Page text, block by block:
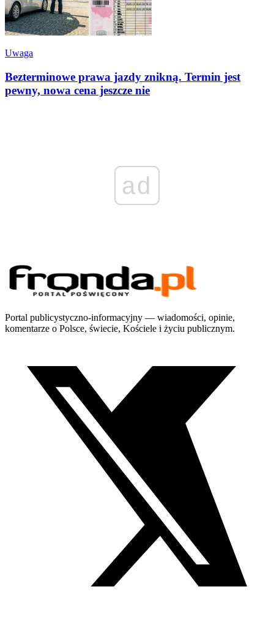
Uwaga
Bezterminowe prawa jazdy znikną. Termin jest
pewny, nowa cena jeszcze nie
ad
Portal publicystyczno-informacyjny — wiadomości, opinie,
komentarze o Polsce, świecie, Kościele i życiu publicznym.